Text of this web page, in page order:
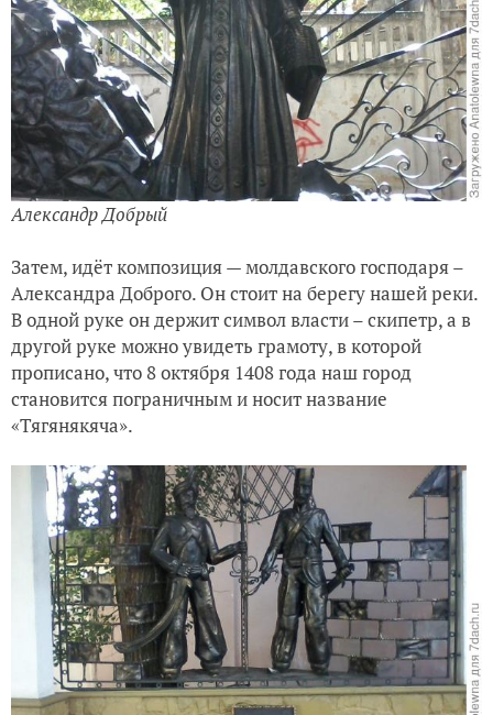
Александр Добрый
Затем, идёт композиция — молдавского господаря –
Александра Доброго. Он стоит на берегу нашей реки.
В одной руке он держит символ власти – скипетр, а в
другой руке можно увидеть грамоту, в которой
прописано, что 8 октября 1408 года наш город
становится пограничным и носит название
«Тягянякяча».